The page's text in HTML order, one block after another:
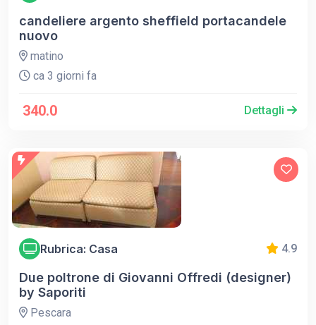
candeliere argento sheffield portacandele
nuovo
matino
ca 3 giorni fa
340.0 Dettagli
Rubrica: Casa 4.9
Due poltrone di Giovanni Offredi (designer)
by Saporiti
Pescara